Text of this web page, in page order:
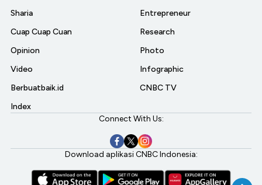
Sharia
Cuap Cuap Cuan
Opinion
Video
Berbuatbaik.id
Index
Entrepreneur
Research
Photo
Infographic
CNBC TV
Connect With Us:
Download aplikasi CNBC Indonesia: